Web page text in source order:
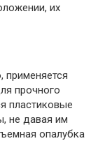
их
применяется
прочного
пластиковые
не давая им
опалубка